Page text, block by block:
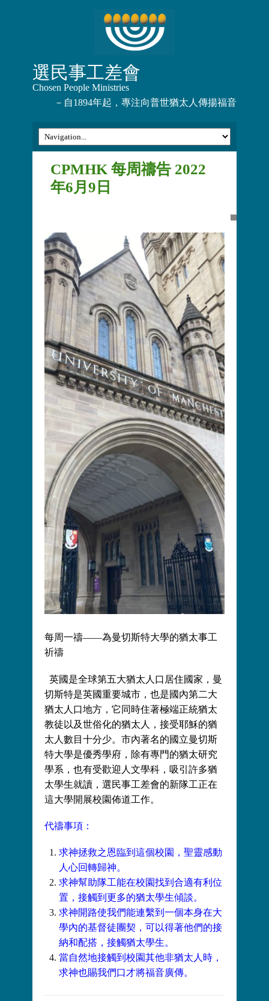
選民事工差會
Chosen People Ministries
－自1894年起，專注向普世猶太人傳揚福音
CPMHK 每周禱告 2022
年6月9日
每周一禱——為曼切斯特大學的猶太事工
祈禱
英國是全球第五大猶太人口居住國家，曼
切斯特是英國重要城市，也是國內第二大
猶太人口地方，它同時住著極端正統猶太
教徒以及世俗化的猶太人，接受耶穌的猶
太人數目十分少。市內著名的國立曼切斯
特大學是優秀學府，除有專門的猶太研究
學系，也有受歡迎人文學科，吸引許多猶
太學生就讀，選民事工差會的新隊工正在
這大學開展校園佈道工作。
代禱事項：
求神拯救之恩臨到這個校園，聖靈感動
人心回轉歸神。
求神幫助隊工能在校園找到合適有利位
置，接觸到更多的猶太學生傾談。
求神開路使我們能連繫到一個本身在大
學內的基督徒團契，可以得著他們的接
納和配搭，接觸猶太學生。
當自然地接觸到校園其他非猶太人時，
求神也賜我們口才將福音廣傳。